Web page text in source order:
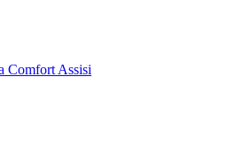
Comfort Assisi